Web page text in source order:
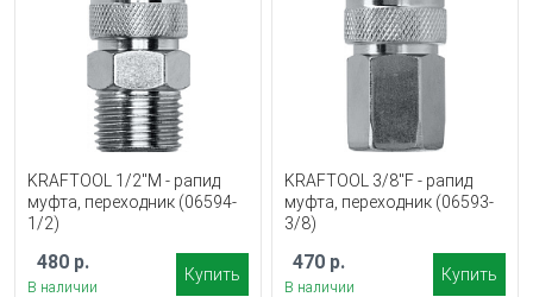
KRAFTOOL 1/2″M - рапид
муфта, переходник (06594-
1/2)
480 р.
В наличии
Купить
KRAFTOOL 3/8″F - рапид
муфта, переходник (06593-
3/8)
470 р.
В наличии
Купить